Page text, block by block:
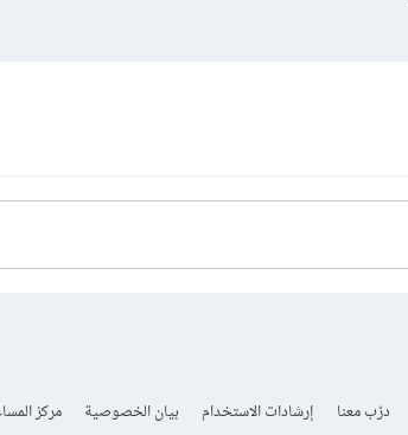
درّب معنا إرشادات الاستخدام بيان الخصوصية مركز